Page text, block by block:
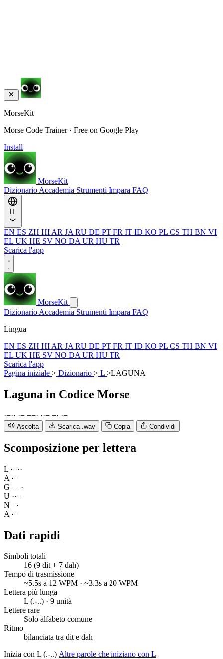
MorseKit
Morse Code Trainer · Free on Google Play
Install
MorseKit
Dizionario Accademia Strumenti Impara FAQ
EN ES ZH HI AR JA RU DE PT FR IT ID KO PL CS TH BN VI
EL UK HE SV NO DA UR HU TR
Scarica l'app
MorseKit
Dizionario Accademia Strumenti Impara FAQ
Lingua
EN ES ZH HI AR JA RU DE PT FR IT ID KO PL CS TH BN VI
EL UK HE SV NO DA UR HU TR
Scarica l'app
Pagina iniziale > Dizionario > L >LAGUNA
Laguna in Codice Morse
·−·· ·− −−· ··− −· ·−
Ascolta Scarica .wav Copia Condividi
Scomposizione per lettera
L ·−··
A ·−
G −−·
U ··−
N −·
A ·−
Dati rapidi
Simboli totali
16 (9 dit + 7 dah)
Tempo di trasmissione
~5.5s a 12 WPM · ~3.3s a 20 WPM
Lettera più lunga
L (.-..) · 9 unità
Lettere rare
Solo alfabeto comune
Ritmo
bilanciata tra dit e dah
Inizia con L (.-..) Altre parole che iniziano con L